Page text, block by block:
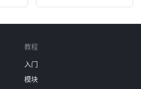
教程
入门
模块